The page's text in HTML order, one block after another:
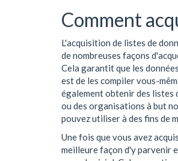
Comment
L'acquisition de listes de
de nombreuses façons
Cela garantit que les
est de les compiler vous-
également obtenir des listes
ou des organisations à but
pouvez utiliser à des fins de
Une fois que vous avez
meilleure façon d'y parvenir